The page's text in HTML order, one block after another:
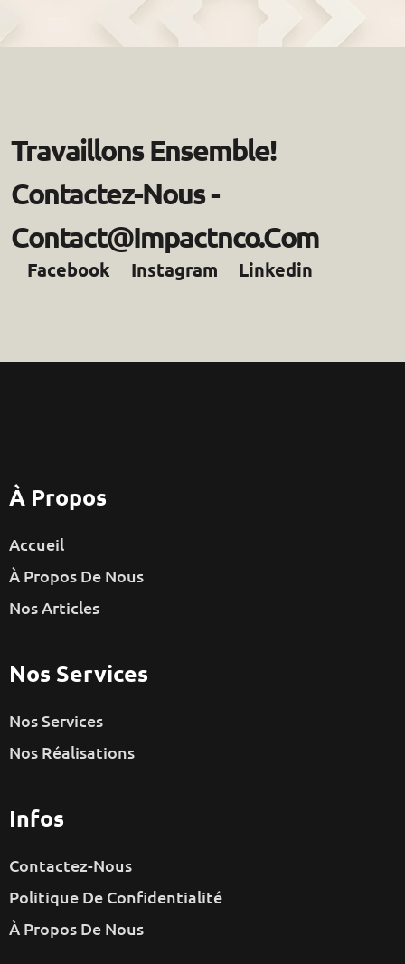
Travaillons Ensemble!
Contactez-Nous -
Contact@impactnco.com
Facebook Instagram Linkedin
À Propos
Accueil
À Propos De Nous
Nos Articles
Nos Services
Nos Services
Nos Réalisations
Infos
Contactez-Nous
Politique De Confidentialité
À Propos De Nous